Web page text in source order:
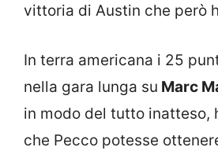
vittoria di Austin che però
In terra americana i 25
nella gara lunga su Marc
in modo del tutto inatteso,
che Pecco potesse